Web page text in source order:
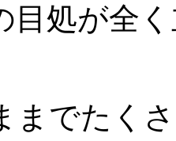
目処が全
までたく